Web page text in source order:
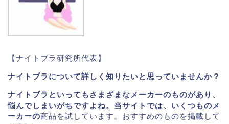
【ナイトブラ研究所代表】
ナイトブラについて詳しく知りたいと思っていませんか？
ナイトブラといってもさまざまなメーカーのものがあり、
悩んでしまいがちですよね。当サイトでは、いくつものメ
ーカーの商品を試しています。おすすめのものを掲載して